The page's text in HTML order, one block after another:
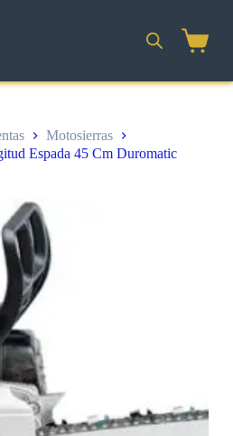
Motosierras
Espada 45 Cm Duromatic